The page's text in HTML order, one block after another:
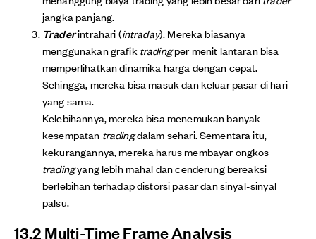
jangka panjang.
Traderintrahari (intraday). Mereka biasanya
menggunakan grafik tradingper menit lantaran bisa
memperlihatkan dinamika harga dengan cepat.
Sehingga, mereka bisa masuk dan keluar pasar di hari
yang sama.
Kelebihannya, mereka bisa menemukan banyak
kesempatan tradingdalam sehari. Sementara itu,
kekurangannya, mereka harus membayar ongkos
tradingyang lebih mahal dan cenderung bereaksi
berlebihan terhadap distorsi pasar dan sinyal-sinyal
palsu.
13.2 Multi-Time Frame Analysis